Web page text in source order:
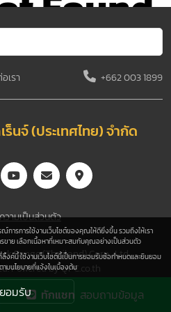
the requested page
เรา +662 003 1899
นจ์ (ประเทศไทย) จำกัด
วามเป็นส่วนตัว
Range (Thailand) Corp., Ltd.
Powered byQPC.co.th
การการใช้งานเว็บไซต์ของคุณให้ดียิ่งขึ้น รวมถึงให้เรา
าย เลือกเนื้อหาที่เหมาะสมกับคุณอย่างเป็นส่วนตัว
งค์นี้ ใช้งานเว็บไซต์นี้เป็นการยอมรับช้อกำหนดและยินยอม
ามนโยบายที่แจ้งในเบื้องต้น
ยอมรับ ทักแชท สอบถามข้อมูล